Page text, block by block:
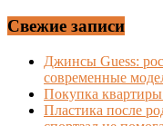
Свежие записи
Джинсы Guess:
современные
Покупка квартиры
Пластика после